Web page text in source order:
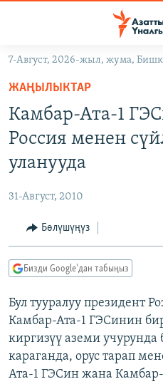
Навигацияга
өтүңүз
Издөөгө
салыңыз
КЫРГЫЗСТАН
КЫРГЫЗСТАН
МАДАНИЯТ
ТВ ПРОГРАММАЛАР
БҮГҮН АЗАТТЫКТА
ДАНИСТЕ
АЗАТТЫК+
ПОДКАСТ
ОНЛАЙН ШЕРИНЕ
7-Август, 2026-жыл, жума,
ЖАҢЫЛЫКТАР
Камбар-Ата-1
Россия менен
уланууда
31-Август, 2010
Бөлүшүңүз
Бизди Google'дан табыңыз
Бул тууралуу президент
Камбар-Ата-1 ГЭСинин
киргизүү аземи
караганда, орус тарап
Ата-1 ГЭСин жана